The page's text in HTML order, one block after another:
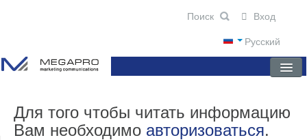
Русский
Вход
ГЛАВНАЯ
О КОМПАНИИ
Для того чтобы читать информацию
Вам необходимо авторизоваться.